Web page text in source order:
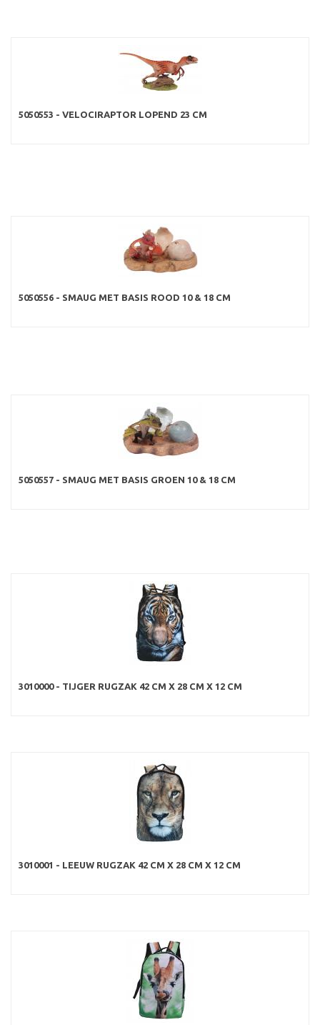
5050553 - VELOCIRAPTOR LOPEND 23 CM
5050556 - SMAUG MET BASIS ROOD 10 & 18 CM
5050557 - SMAUG MET BASIS GROEN 10 & 18 CM
3010000 - TIJGER RUGZAK 42 CM X 28 CM X 12 CM
3010001 - LEEUW RUGZAK 42 CM X 28 CM X 12 CM